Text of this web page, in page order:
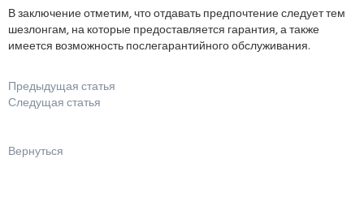
В заключение отметим, что отдавать предпочтение следует тем
шезлонгам, на которые предоставляется гарантия, а также
имеется возможность послегарантийного обслуживания.
Предыдущая статья
Следущая статья
Вернуться